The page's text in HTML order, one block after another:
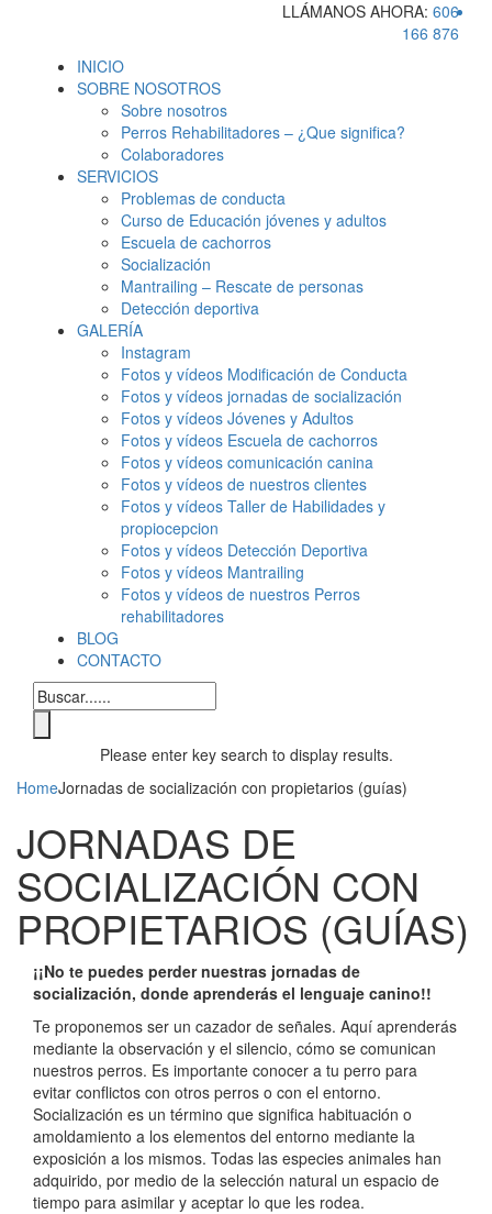
LLÁMANOS AHORA: 606
166 876
INICIO
SOBRE NOSOTROS
Sobre nosotros
Perros Rehabilitadores – ¿Que significa?
Colaboradores
SERVICIOS
Problemas de conducta
Curso de Educación jóvenes y adultos
Escuela de cachorros
Socialización
Mantrailing – Rescate de personas
Detección deportiva
GALERÍA
Instagram
Fotos y vídeos Modificación de Conducta
Fotos y vídeos jornadas de socialización
Fotos y vídeos Jóvenes y Adultos
Fotos y vídeos Escuela de cachorros
Fotos y vídeos comunicación canina
Fotos y vídeos de nuestros clientes
Fotos y vídeos Taller de Habilidades y
propiocepcion
Fotos y vídeos Detección Deportiva
Fotos y vídeos Mantrailing
Fotos y vídeos de nuestros Perros
rehabilitadores
BLOG
CONTACTO
Please enter key search to display results.
HomeJornadas de socialización con propietarios (guías)
JORNADAS DE
SOCIALIZACIÓN CON
PROPIETARIOS (GUÍAS)
¡¡No te puedes perder nuestras jornadas de
socialización, donde aprenderás el lenguaje canino!!
Te proponemos ser un cazador de señales. Aquí aprenderás
mediante la observación y el silencio, cómo se comunican
nuestros perros. Es importante conocer a tu perro para
evitar conflictos con otros perros o con el entorno.
Socialización es un término que significa habituación o
amoldamiento a los elementos del entorno mediante la
exposición a los mismos. Todas las especies animales han
adquirido, por medio de la selección natural un espacio de
tiempo para asimilar y aceptar lo que les rodea.